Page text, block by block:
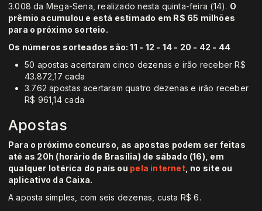
3.008 da Mega-Sena, realizado nesta quinta-feira (14). O
prêmio acumulou e está estimado em R$ 65 milhões
para o próximo sorteio.
Os números sorteados são: 11 - 12 - 14 - 20 - 42 - 44
50 apostas acertaram cinco dezenas e irão receber R$
43.872,17 cada
3.762 apostas acertaram quatro dezenas e irão receber
R$ 961,14 cada
Apostas
Para o próximo concurso, as apostas podem ser feitas
até as 20h (horário de Brasília) de sábado (16), em
qualquer lotérica do país ou pela internet, no site ou
aplicativo da Caixa.
A aposta simples, com seis dezenas, custa R$ 6.